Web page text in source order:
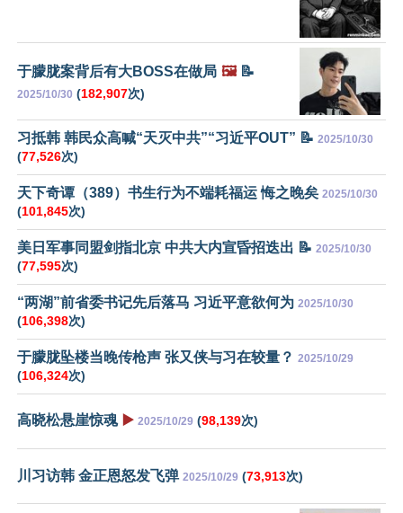
于朦胧案背后有大BOSS在做局 🖼️📝
2025/10/30 (182,907次)
习抵韩 韩民众高喊“天灭中共”“习近平OUT” 📝 2025/10/30
(77,526次)
天下奇谭（389）书生行为不端耗福运 悔之晚矣 2025/10/30
(101,845次)
美日军事同盟剑指北京 中共大内宣昏招迭出 📝 2025/10/30
(77,595次)
“两湖”前省委书记先后落马 习近平意欲何为 2025/10/30
(106,398次)
于朦胧坠楼当晚传枪声 张又侠与习在较量？ 2025/10/29
(106,324次)
高晓松悬崖惊魂 ▶️ 2025/10/29 (98,139次)
川习访韩 金正恩怒发飞弹 2025/10/29 (73,913次)